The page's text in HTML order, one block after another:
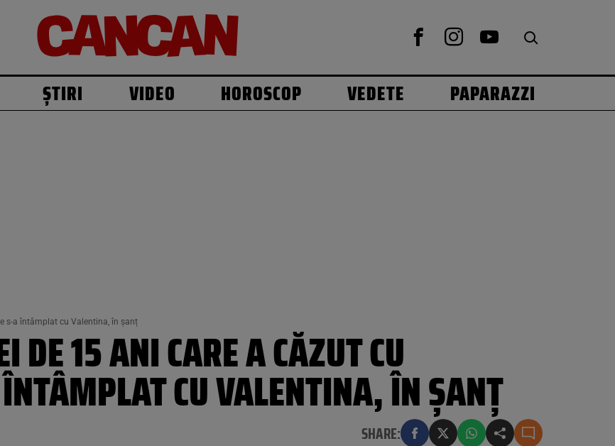
ȘTIRI VIDEO HOROSCOP VEDETE PAPARAZZI
s-a întâmplat cu Valentina, în șanț
DE 15 ANI CARE A CĂZUT CU
CU VALENTINA, ÎN ȘANȚ
SHARE: